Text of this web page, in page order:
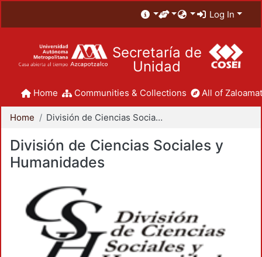
Log In
Secretaría de
Unidad
Home Communities & Collections All of
Home División de Ciencias Sociales y Humanidades
División de Ciencias Sociales y
Humanidades